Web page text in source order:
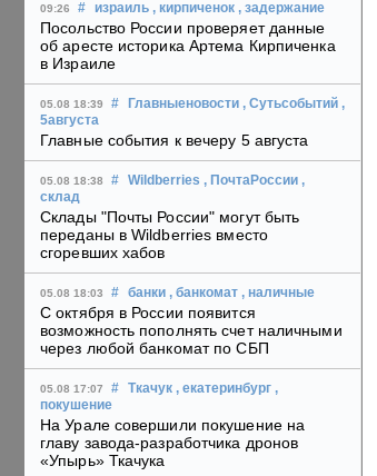
09:26 # израиль , кирпиченок , задержание
Посольство России проверяет данные
об аресте историка Артема Кирпиченка
в Израиле
05.08 18:39 # Главныеновости , Сутьсобытий ,
5августа
Главные события к вечеру 5 августа
05.08 18:38 # Wildberries , ПочтаРоссии ,
склад
Склады "Почты России" могут быть
переданы в Wildberries вместо
сгоревших хабов
05.08 18:03 # банки , банкомат , наличные
С октября в России появится
возможность пополнять счет наличными
через любой банкомат по СБП
05.08 17:07 # Ткачук , екатеринбург ,
покушение
На Урале совершили покушение на
главу завода-разработчика дронов
«Упырь» Ткачука